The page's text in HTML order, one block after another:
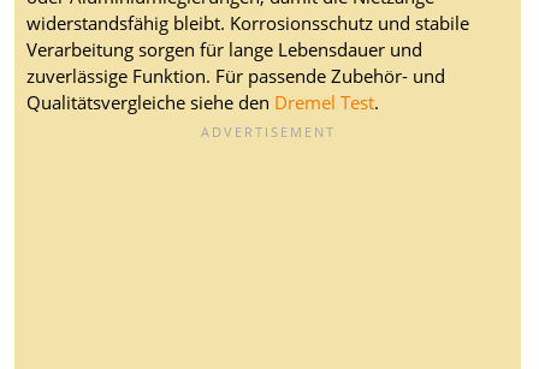
widerstandsfähig bleibt. Korrosionsschutz und stabile
Verarbeitung sorgen für lange Lebensdauer und
zuverlässige Funktion. Für passende Zubehör- und
Qualitätsvergleiche siehe den Dremel Test.